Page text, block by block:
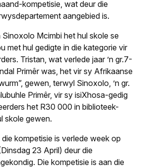
kompetisie, wat deur die
aangebied is.
Sinoxolo Mcimbi het hul skole se
met hul gedigte in die kategorie vir
Tristan, wat verlede jaar ’n gr.7-
Primêr was, het vir sy Afrikaanse
gewen, terwyl Sinoxolo, ’n gr.
Primêr, vir sy isiXhosa-gedig
het R30 000 in biblioteek-
skole gewen.
kompetisie is verlede week op
23 April) deur die
Die kompetisie is aan die